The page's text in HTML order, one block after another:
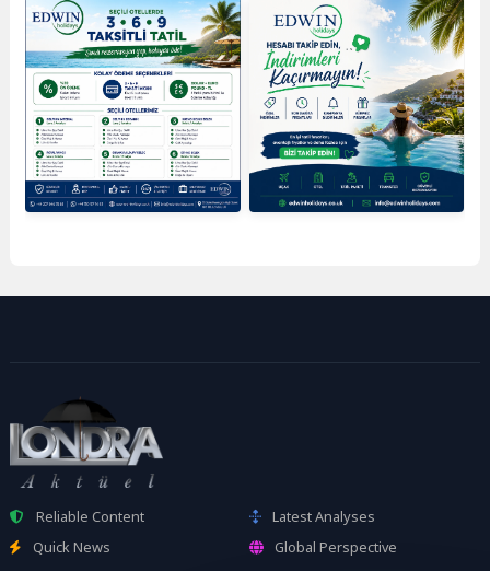
Reliable Content
Latest Analyses
Quick News
Global Perspective